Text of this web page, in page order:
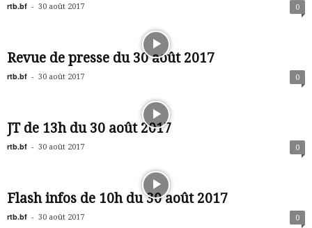
rtb.bf - 30 août 2017 0
Revue de presse du 30 août 2017
rtb.bf - 30 août 2017 0
JT de 13h du 30 août 2017
rtb.bf - 30 août 2017 0
Flash infos de 10h du 30 août 2017
rtb.bf - 30 août 2017 0